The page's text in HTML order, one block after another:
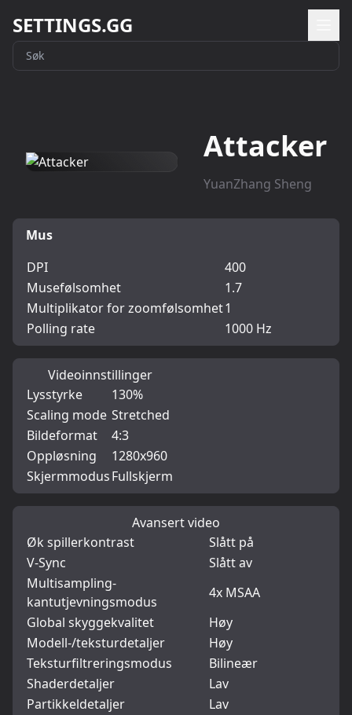
SETTINGS.GG
Attacker
YuanZhang Sheng
Mus
DPI
400
Musefølsomhet
1.7
Multiplikator for zoomfølsomhet1
Polling rate
1000 Hz
Videoinnstillinger
Lysstyrke
130%
Scaling mode Stretched
Bildeformat
4:3
Oppløsning
1280x960
SkjermmodusFullskjerm
Avansert video
Øk spillerkontrast
Slått på
V-Sync
Slått av
Multisampling-
kantutjevningsmodus
4x MSAA
Global skyggekvalitet
Høy
Modell-/teksturdetaljer
Høy
Teksturfiltreringsmodus
Bilineær
Shaderdetaljer
Lav
Partikkeldetaljer
Lav